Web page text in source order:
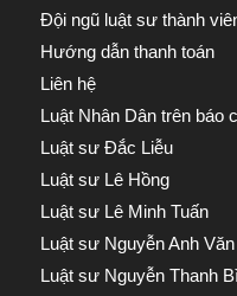
Đội ngũ luật sư thành
Hướng dẫn thanh toán
Liên hệ
Luật Nhân Dân trên báo
Luật sư Đắc Liễu
Luật sư Lê Hồng
Luật sư Lê Minh Tuấn
Luật sư Nguyễn Anh Văn
Luật sư Nguyễn Thanh